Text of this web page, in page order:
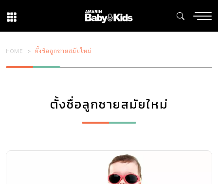
HOME ตั้งชื่อลูกชายสมัยใหม่
ตั้งชื่อลูกชายสมัยใหม่